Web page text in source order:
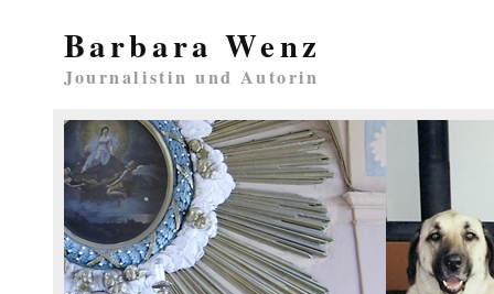
Barbara Wenz
Journalistin und Autorin